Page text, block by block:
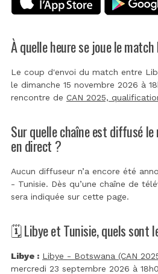
À quelle heure se joue le
Le coup d'envoi du match entre
le dimanche 15 novembre 2026 à
rencontre de CAN 2025,
Sur quelle chaîne est diffusé
en direct ?
Aucun diffuseur n’a encore été
- Tunisie. Dès qu’une chaîne de
sera indiquée sur cette page.
🗓️ Libye et Tunisie, quels sont
Libye : Libye - Botswana (CAN
mercredi 23 septembre 2026 à